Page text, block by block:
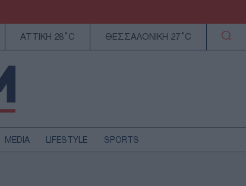
ΑΤΤΙΚΗ 28°C ΘΕΣΣΑΛΟΝΙΚΗ 27°C
MEDIA LIFESTYLE SPORTS